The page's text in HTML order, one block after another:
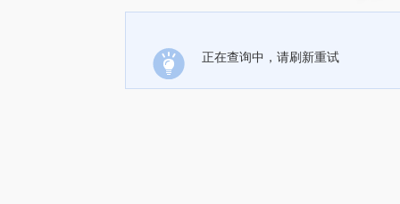
正在查询中，请刷新重试